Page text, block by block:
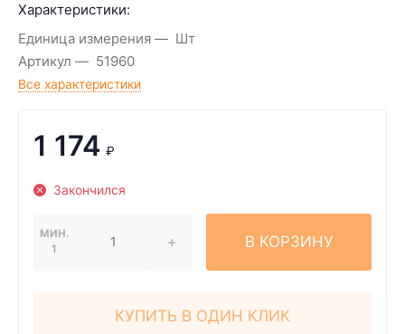
Характеристики:
Единица измерения
Шт
Артикул
51960
Все характеристики
1 174 ₽
Закончился
МИН.
1
В КОРЗИНУ
КУПИТЬ В ОДИН КЛИК